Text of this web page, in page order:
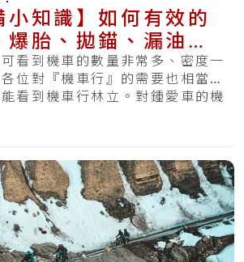
小知識】如何有效的
胎、拋錨、漏油再
看到機車的數量非常多、密度一
位對『機車行』的需要也相當
看到機車行林立。對鍾愛車的機